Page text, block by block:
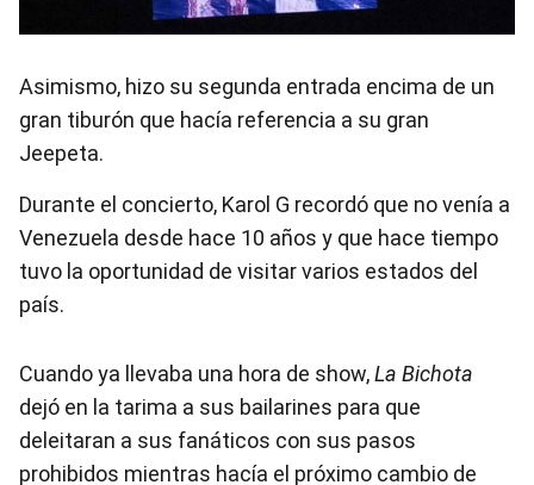
Asimismo, hizo su segunda entrada encima de un
gran tiburón que hacía referencia a su gran
Jeepeta.
Durante el concierto, Karol G recordó que no venía a
Venezuela desde hace 10 años y que hace tiempo
tuvo la oportunidad de visitar varios estados del
país.
Cuando ya llevaba una hora de show,La Bichota
dejó en la tarima a sus bailarines para que
deleitaran a sus fanáticos con sus pasos
prohibidos mientras hacía el próximo cambio de